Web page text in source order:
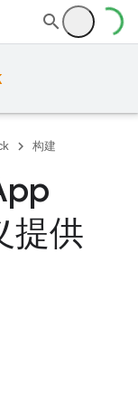
构建
提供